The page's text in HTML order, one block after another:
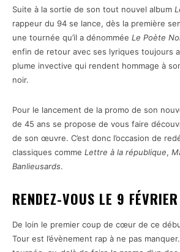
Suite à la sortie de son tout nouvel album
rappeur du 94 se lance, dès la première
une tournée qu’il a dénommée Le Poète
enfin de retour avec ses lyriques toujours
plume invective qui rendent hommage à
noir.
Pour le lancement de la promo de son
de 45 ans se propose de vous faire
de son œuvre. C’est donc l’occasion de
classiques comme Lettre à la république,
Banlieusards.
RENDEZ-VOUS LE 9
De loin le premier coup de cœur de ce
Tour est l’évènement rap à ne pas